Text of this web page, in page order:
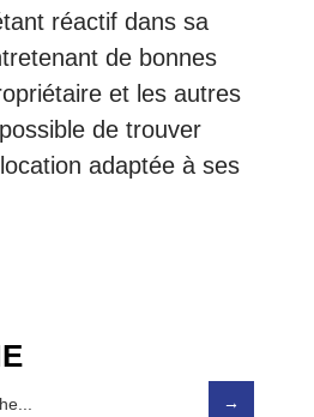
réactif dans sa
de bonnes
et les autres
de trouver
adaptée à ses